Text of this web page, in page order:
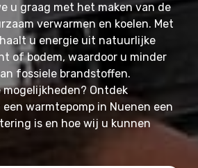
u graag met het maken van de
verwarmen en koelen. Met
u energie uit natuurlijke
of bodem, waardoor u minder
fossiele brandstoffen.
Ontdek
warmtepomp in Nuenen een
is en hoe wij u kunnen